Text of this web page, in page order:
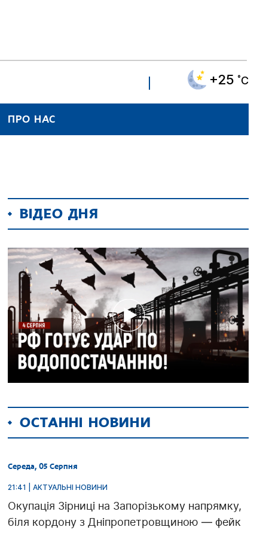
+25 ˚C
ПРО НАС
ВІДЕО ДНЯ
ОСТАННІ НОВИНИ
Середа, 05 Серпня
21:41 | АКТУАЛЬНІ НОВИНИ
Окупація Зірниці на Запорізькому напрямку,
біля кордону з Дніпропетровщиною — фейк